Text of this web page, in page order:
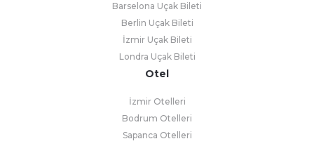
Barselona Uçak Bileti
Berlin Uçak Bileti
İzmir Uçak Bileti
Londra Uçak Bileti
Otel
İzmir Otelleri
Bodrum Otelleri
Sapanca Otelleri